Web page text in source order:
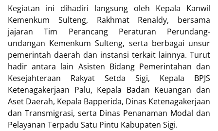
Kegiatan ini dihadiri langsung oleh Kepala Kanwil
Kemenkum Sulteng, Rakhmat Renaldy, bersama
jajaran Tim Perancang Peraturan Perundang-
undangan Kemenkum Sulteng, serta berbagai unsur
pemerintah daerah dan instansi terkait lainnya. Turut
hadir antara lain Asisten Bidang Pemerintahan dan
Kesejahteraan Rakyat Setda Sigi, Kepala BPJS
Ketenagakerjaan Palu, Kepala Badan Keuangan dan
Aset Daerah, Kepala Bapperida, Dinas Ketenagakerjaan
dan Transmigrasi, serta Dinas Penanaman Modal dan
Pelayanan Terpadu Satu Pintu Kabupaten Sigi.